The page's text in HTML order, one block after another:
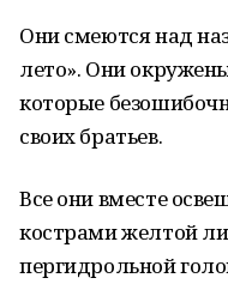
Они смеются над
лето». Они
которые
своих братьев.
Все они вместе
кострами желтой
пергидрольной